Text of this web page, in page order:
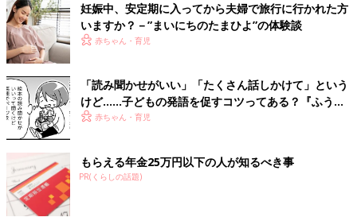
妊娠中、安定期に入ってから夫婦で旅行に行かれた方
いますか？－”まいにちのたまひよ”の体験談
赤ちゃん・育児
「読み聞かせがいい」「たくさん話しかけて」という
けど……子どもの発語を促すコツってある？『ふうふ
う子育て ＃64』
赤ちゃん・育児
もらえる年金25万円以下の人が知るべき事
PR(くらしの話題)